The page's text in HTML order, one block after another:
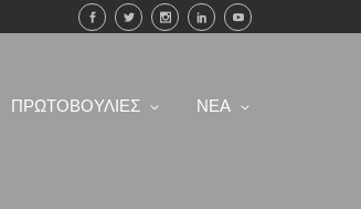
ΠΡΩΤΟΒΟΥΛΙΕΣ ΝΕΑ